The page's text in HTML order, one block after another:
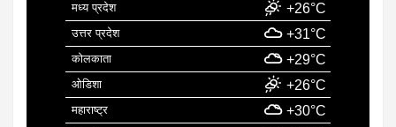
मध्य प्रदेश +26°C
उत्तर प्रदेश +31°C
कोलकाता +29°C
ओडिशा +26°C
महाराष्ट्र +30°C